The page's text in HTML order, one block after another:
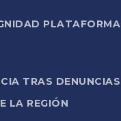
TRAS
LA REGIÓN